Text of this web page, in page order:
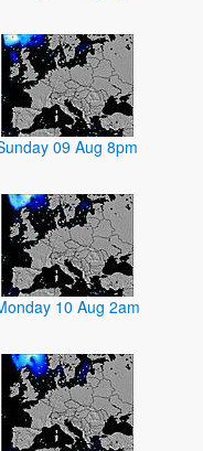
09 Aug 8pm
10 Aug 2am